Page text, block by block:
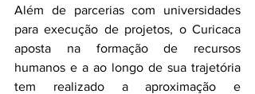
Além de parcerias com universidades
para execução de projetos, o Curicaca
aposta na formação de recursos
humanos e a ao longo de sua trajetória
tem realizado a aproximação e